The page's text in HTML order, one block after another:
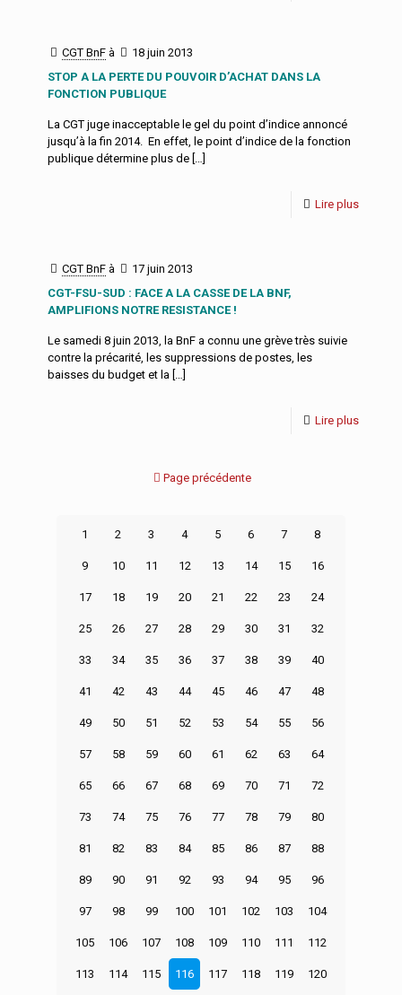
CGT BnF à
18 juin 2013
STOP A LA PERTE DU POUVOIR D’ACHAT DANS LA
FONCTION PUBLIQUE
La CGT juge inacceptable le gel du point d’indice annoncé
jusqu’à la fin 2014. En effet, le point d’indice de la fonction
publique détermine plus de […]
Lire plus
CGT BnF à
17 juin 2013
CGT-FSU-SUD : FACE A LA CASSE DE LA BNF,
AMPLIFIONS NOTRE RESISTANCE !
Le samedi 8 juin 2013, la BnF a connu une grève très suivie
contre la précarité, les suppressions de postes, les
baisses du budget et la […]
Lire plus
Page précédente
1 2 3 4 5 6 7 8
9 10 11 12 13 14 15 16
17 18 19 20 21 22 23 24
25 26 27 28 29 30 31 32
33 34 35 36 37 38 39 40
41 42 43 44 45 46 47 48
49 50 51 52 53 54 55 56
57 58 59 60 61 62 63 64
65 66 67 68 69 70 71 72
73 74 75 76 77 78 79 80
81 82 83 84 85 86 87 88
89 90 91 92 93 94 95 96
97 98 99 100 101 102 103 104
105 106 107 108 109 110 111 112
113 114 115 116 117 118 119 120